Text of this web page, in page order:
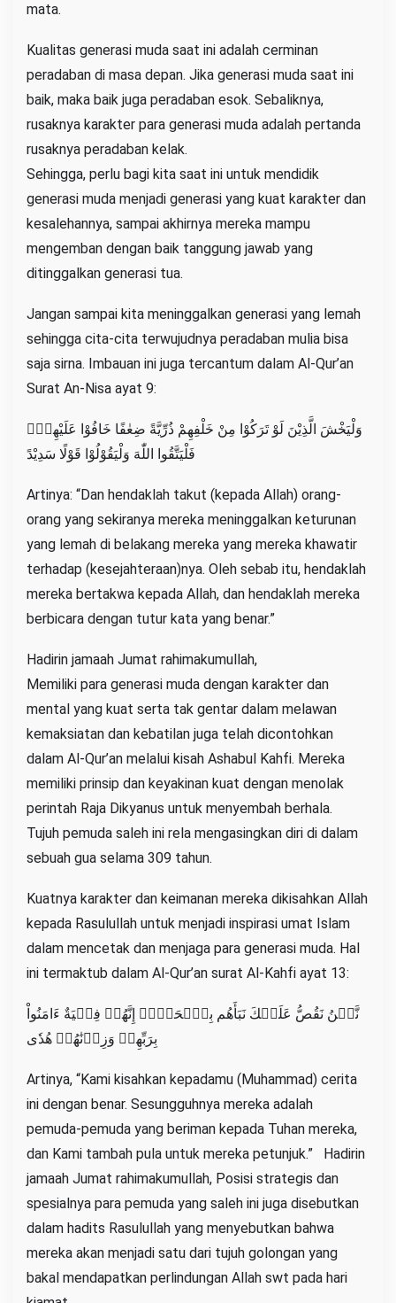
mata.
Kualitas generasi muda saat ini adalah cerminan
peradaban di masa depan. Jika generasi muda saat ini
baik, maka baik juga peradaban esok. Sebaliknya,
rusaknya karakter para generasi muda adalah pertanda
rusaknya peradaban kelak.
Sehingga, perlu bagi kita saat ini untuk mendidik
generasi muda menjadi generasi yang kuat karakter dan
kesalehannya, sampai akhirnya mereka mampu
mengemban dengan baik tanggung jawab yang
ditinggalkan generasi tua.
Jangan sampai kita meninggalkan generasi yang lemah
sehingga cita-cita terwujudnya peradaban mulia bisa
saja sirna. Imbauan ini juga tercantum dalam Al-Qur’an
Surat An-Nisa ayat 9:
وَلْيَخْشَ الَّذِيْنَ لَوْ تَرَكُوْا مِنْ خَلْفِهِمْ ذُرِّيَّةً ضِعٰفًا خَافُوْا عَلَيْهِمْۖ
فَلْيَتَّقُوا اللّٰهَ وَلْيَقُوْلُوْا قَوْلًا سَدِيْدً
Artinya: “Dan hendaklah takut (kepada Allah) orang-
orang yang sekiranya mereka meninggalkan keturunan
yang lemah di belakang mereka yang mereka khawatir
terhadap (kesejahteraan)nya. Oleh sebab itu, hendaklah
mereka bertakwa kepada Allah, dan hendaklah mereka
berbicara dengan tutur kata yang benar.”
Hadirin jamaah Jumat rahimakumullah,
Memiliki para generasi muda dengan karakter dan
mental yang kuat serta tak gentar dalam melawan
kemaksiatan dan kebatilan juga telah dicontohkan
dalam Al-Qur’an melalui kisah Ashabul Kahfi. Mereka
memiliki prinsip dan keyakinan kuat dengan menolak
perintah Raja Dikyanus untuk menyembah berhala.
Tujuh pemuda saleh ini rela mengasingkan diri di dalam
sebuah gua selama 309 tahun.
Kuatnya karakter dan keimanan mereka dikisahkan Allah
kepada Rasulullah untuk menjadi inspirasi umat Islam
dalam mencetak dan menjaga para generasi muda. Hal
ini termaktub dalam Al-Qur’an surat Al-Kahfi ayat 13:
نَّحۡنُ نَقُصُّ عَلَيۡكَ نَبَأَهُم بِٱلۡحَقِّۚ إِنَّهُمۡ فِتۡيَةٌ ءَامَنُواْ
بِرَبِّهِمۡ وَزِدۡنَٰهُمۡ هُدٗى
Artinya, “Kami kisahkan kepadamu (Muhammad) cerita
ini dengan benar. Sesungguhnya mereka adalah
pemuda-pemuda yang beriman kepada Tuhan mereka,
dan Kami tambah pula untuk mereka petunjuk.” Hadirin
jamaah Jumat rahimakumullah, Posisi strategis dan
spesialnya para pemuda yang saleh ini juga disebutkan
dalam hadits Rasulullah yang menyebutkan bahwa
mereka akan menjadi satu dari tujuh golongan yang
bakal mendapatkan perlindungan Allah swt pada hari